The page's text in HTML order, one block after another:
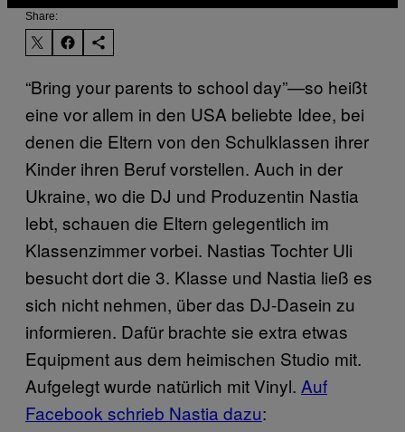
Share:
“Bring your parents to school day”—so heißt
eine vor allem in den USA beliebte Idee, bei
denen die Eltern von den Schulklassen ihrer
Kinder ihren Beruf vorstellen. Auch in der
Ukraine, wo die DJ und Produzentin Nastia
lebt, schauen die Eltern gelegentlich im
Klassenzimmer vorbei. Nastias Tochter Uli
besucht dort die 3. Klasse und Nastia ließ es
sich nicht nehmen, über das DJ-Dasein zu
informieren. Dafür brachte sie extra etwas
Equipment aus dem heimischen Studio mit.
Aufgelegt wurde natürlich mit Vinyl. Auf
Facebook schrieb Nastia dazu: